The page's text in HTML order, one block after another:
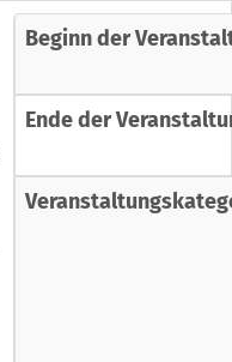
Beginn der
Ende der